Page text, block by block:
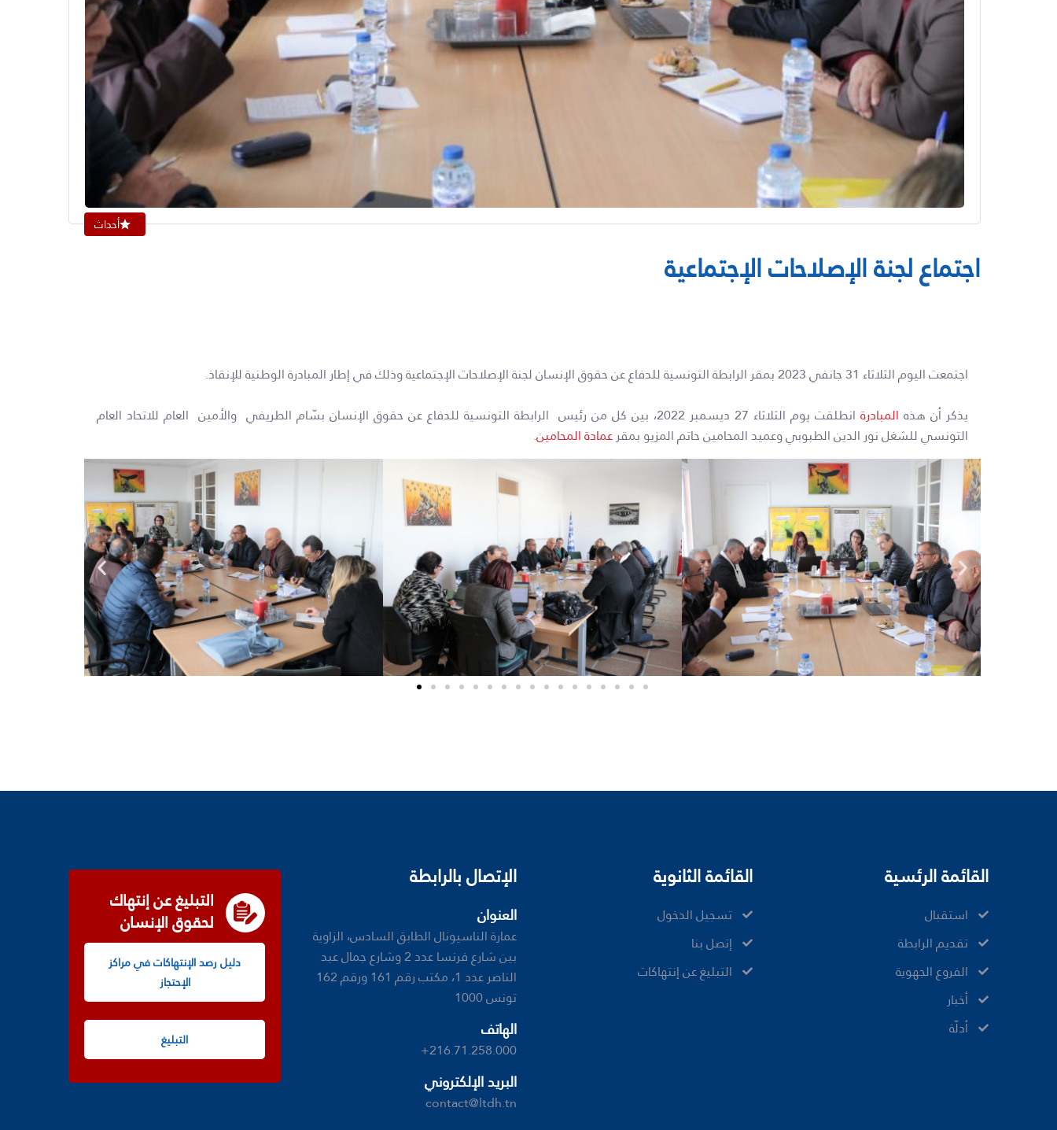
أحداث
اجتماع لجنة الإصلاحات الإجتماعية
اجتمعت اليوم الثلاثاء 31 جانفي 2023 بمقر الرابطة التونسية للدفاع عن حقوق الإنسان لجنة الإصلاحات الإجتماعية وذلك في إطار المبادرة الوطنية للإنقاذ.
يذكر أن هذه المبادرة
انطلقت يوم الثلاثاء 27 ديسمبر 2022، بين كل من رئيس الرابطة التونسية للدفاع عن حقوق الإنسان بسّام الطريفي والأمين العام للاتحاد العام
التونسي للشغل نور الدين الطبوبي وعميد المحامين حاتم المزيو بمقر عمادة المحامين.
القائمة الرئسية
ﺍﺳﺘﻘﺒﺎﻝ
ﺗﻘﺪﻳﻢ ﺍﻟﺮﺍﺑﻄﺔ
الفروع الجهوية
ﺃﺧﺒﺎﺭ
أدلّة
القائمة الثانوية
تسجيل الدخول
إتصل بنا
ﺍﻟﺘﺒﻠﻴﻎ ﻋﻦ ﺇﻧﺘﻬﺎﻛﺎﺕ
الإتصال بالرابطة
العنوان
عمارة الناسيونال الطابق السادس، الزاوية
بين شارع فرنسا عدد 2 وشارع جمال عبد
الناصر عدد 1، مكتب رقم 161 ورقم 162
تونس 1000
الهاتف
+216.71.258.000
البريد الإلكتروني
contact@ltdh.tn
التبليغ عن إنتهاك
لحقوق الإنسان
دليل رصد الإنتهاكات في مراكز
الإحتجاز
التبليغ